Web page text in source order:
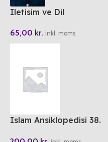
Iletisim ve Dil
65,00 kr. inkl. moms
Islam Ansiklopedisi 38.